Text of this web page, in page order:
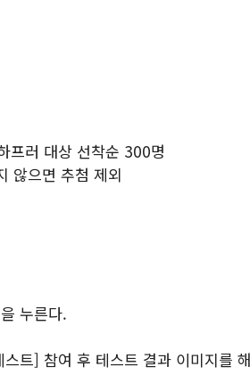
프러 대상 선착순 300명
않으면 추첨 제외
누른다.
트] 참여 후 테스트 결과 이미지를